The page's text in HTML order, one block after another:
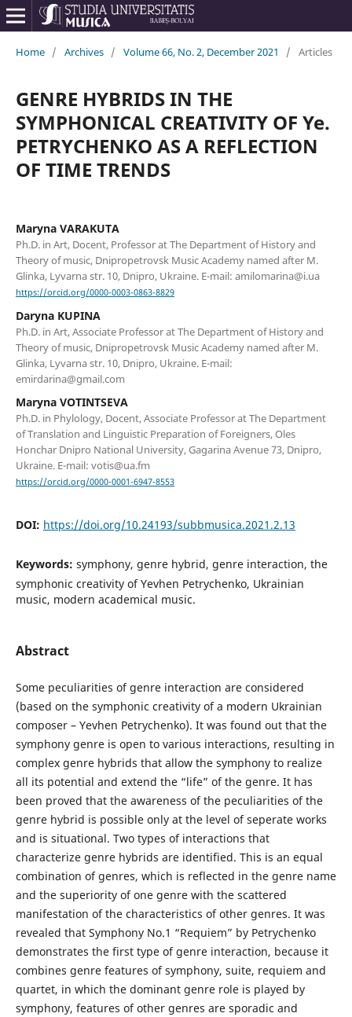
Home / Archives / Volume 66, No. 2, December 2021 / Articles
GENRE HYBRIDS IN THE
SYMPHONICAL CREATIVITY OF Ye.
PETRYCHENKO AS A REFLECTION
OF TIME TRENDS
Maryna VARAKUTA
Ph.D. in Art, Doсent, Professor at The Department of History and
Theory of music, Dnipropetrovsk Music Academy named after M.
Glinka, Lyvarna str. 10, Dnipro, Ukraine. E-mail: amilomarina@i.ua
https://orcid.org/0000-0003-0863-8829
Daryna KUPINA
Ph.D. in Art, Associate Professor at The Department of History and
Theory of music, Dnipropetrovsk Music Academy named after M.
Glinka, Lyvarna str. 10, Dnipro, Ukraine. E-mail:
emirdarina@gmail.com
Maryna VOTINTSEVA
Ph.D. in Phylology, Doсent, Associate Professor at The Department
of Translation and Linguistic Preparation of Foreigners, Oles
Honchar Dnipro National University, Gagarina Avenue 73, Dnipro,
Ukraine. E-mail: votis@ua.fm
https://orcid.org/0000-0001-6947-8553
DOI: https://doi.org/10.24193/subbmusica.2021.2.13
Keywords: symphony, genre hybrid, genre interaction, the
symphonic creativity of Yevhen Petrychenko, Ukrainian
music, modern academical music.
Abstract
Some peculiarities of genre interaction are considered
(based on the symphonic creativity of a modern Ukrainian
composer – Yevhen Petrychenko). It was found out that the
symphony genre is open to various interactions, resulting in
complex genre hybrids that allow the symphony to realize
all its potential and extend the “life” of the genre. It has
been proved that the awareness of the peculiarities of the
genre hybrid is possible only at the level of seperate works
and is situational. Two types of interactions that
characterize genre hybrids are identified. This is an equal
combination of genres, which is reflected in the genre name
and the superiority of one genre with the scattered
manifestation of the characteristics of other genres. It was
revealed that Symphony No.1 “Requiem” by Petrychenko
demonstrates the first type of genre interaction, because it
combines genre features of symphony, suite, requiem and
quartet, in which the dominant genre role is played by
symphony, features of other genres are sporadic and